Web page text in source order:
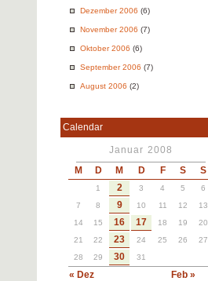
Dezember 2006 (6)
November 2006 (7)
Oktober 2006 (6)
September 2006 (7)
August 2006 (2)
Calendar
Januar 2008
M D M D F S S
« Dez Feb »
1 2 3 4 5
6
7
8 9 10 11 12
13
14
15 16 17 18 19
20
21
22 23 24 25 26
27
28
29 30 31